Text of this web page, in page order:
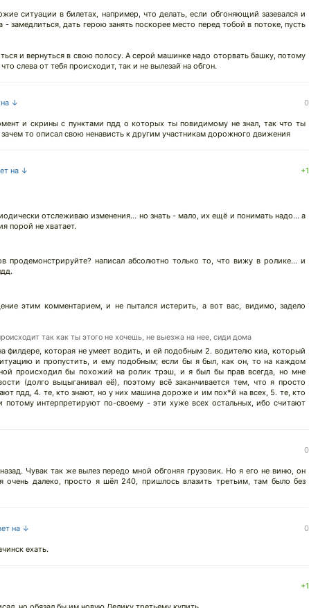
ситуации в билетах, например, что делать, если обгоняющий зазевался и
- замедлиться, дать герою занять поскорее место перед тобой в потоке, пусть
и вернуться в свою полосу. А серой машинке надо оторвать башку, потому
слева от тебя происходит, так и не вылезай на обгон.
на ↓ 0
и скрины с пунктами пдд о которых ты повидимому не знал, так что ты
то описал свою ненависть к другим участникам дорожного движения
на ↓ +1
отслеживаю изменения... но знать - мало, их ещё и понимать надо... а
порой не хватает.
продемонстрируйте? написал абсолютно только то, что вижу в ролике... и
этим комментарием, и не пытался истерить, а вот вас, видимо, задело
так как ты этого не хочешь, не выезжа на нее, сиди дома
филдере, которая не умеет водить, и ей подобным 2. водителю киа, который
и пропустить, и ему подобным; если бы я был, как он, то на каждом
происходил бы похожий на ролик трэш, и я был бы прав всегда, но мне
(долго выцыганивал её), поэтому всё заканчивается тем, что я просто
пдд, 4. те, кто знают, но у них машина дороже и им пох*й на всех, 5. те, кто
интерпретируют по-своему - эти хуже всех остальных, ибо считают
0
Чувак так же вылез передо мной обгоняя грузовик. Но я его не виню, он
очень далеко, просто я шёл 240, пришлось влазить третьим, там было без
на ↓ 0
ехать.
+1